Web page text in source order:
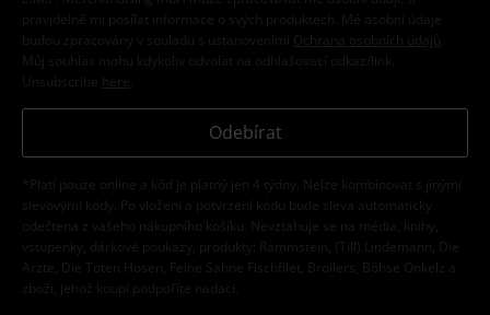
pravidelně mi posílat informace o svých produktech. Mé osobní údaje
budou zpracovány v souladu s ustanoveními
Ochrana osobních údajů
Můj souhlas mohu kdykoliv odvolat na odhlašovací odkaz/link.
Unsubscribe here
Odebírat
*Platí pouze online a kód je platný jen 4 týdny. Nelze kombinovat s jinými
slevovými kódy. Po vložení a potvrzení kódu bude sleva automaticky
odečtena z vašeho nákupního košíku. Nevztahuje se na média, knihy,
vstupenky, dárkové poukazy, produkty: Rammstein, (Till) Lindemann, Die
Ärzte, Die Toten Hosen, Feine Sahne Fischfilet, Broilers, Böhse Onkelz a
zboží, jehož koupí podpoříte nadaci.